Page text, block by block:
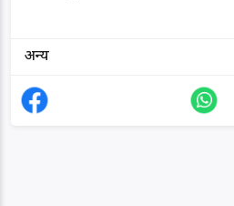
अन्य